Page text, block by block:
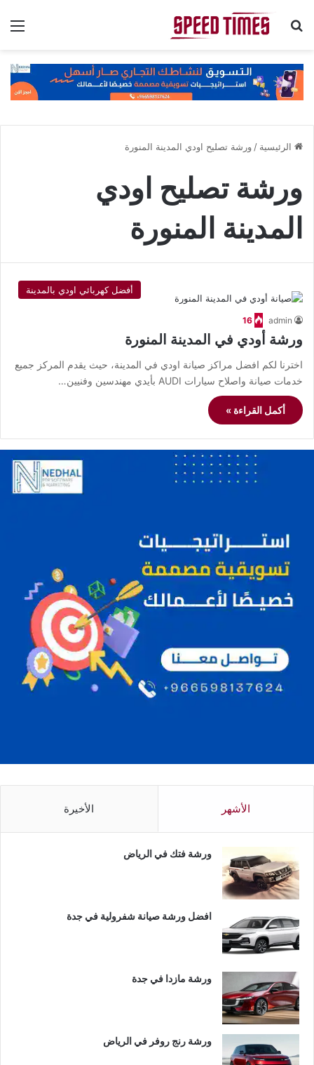
بحث عن
الرئيسية / ورشة تصليح اودي المدينة المنورة
ورشة تصليح اودي
المدينة المنورة
أفضل كهربائي اودي بالمدينة
admin
16
ورشة أودي في المدينة المنورة
اخترنا لكم افضل مراكز صيانة اودي في المدينة، حيث يقدم المركز جميع
خدمات صيانة واصلاح سيارات AUDI بأيدي مهندسين وفنيين…
أكمل القراءة »
الأشهر الأخيرة
ورشة فتك في الرياض
افضل ورشة صيانة شفرولية في جدة
ورشة مازدا في جدة
ورشة رنج روفر في الرياض